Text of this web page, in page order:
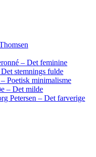
– Det feminine
stemnings fulde
Poetisk minimalisme
– Det milde
Petersen – Det farverige